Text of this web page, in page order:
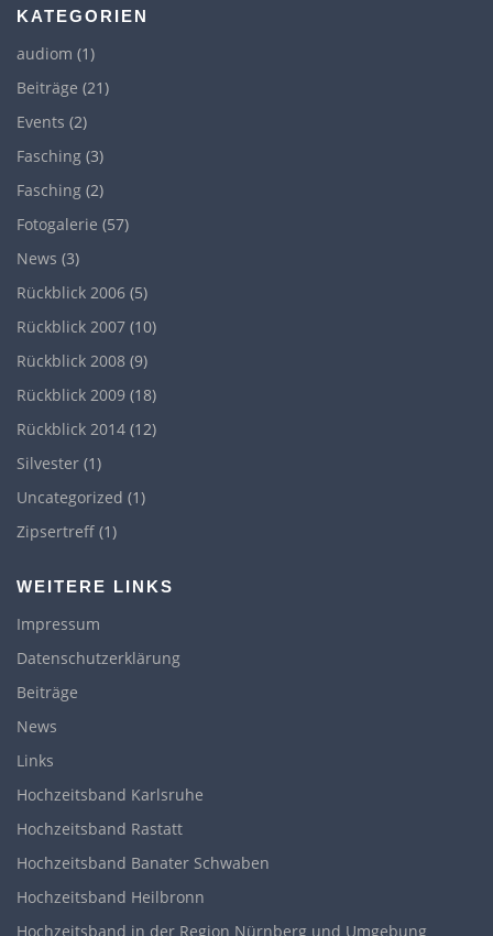
n
a
i
g
a
t
i
n
KATEGORIEN
audiom (1)
Beiträge (21)
Events (2)
Fasching (3)
Fasching (2)
Fotogalerie (57)
News (3)
Rückblick 2006 (5)
Rückblick 2007 (10)
Rückblick 2008 (9)
Rückblick 2009 (18)
Rückblick 2014 (12)
Silvester (1)
Uncategorized (1)
Zipsertreff (1)
WEITERE LINKS
Impressum
Datenschutzerklärung
Beiträge
News
Links
Hochzeitsband Karlsruhe
Hochzeitsband Rastatt
Hochzeitsband Banater Schwaben
Hochzeitsband Heilbronn
Hochzeitsband in der Region Nürnberg und Umgebung